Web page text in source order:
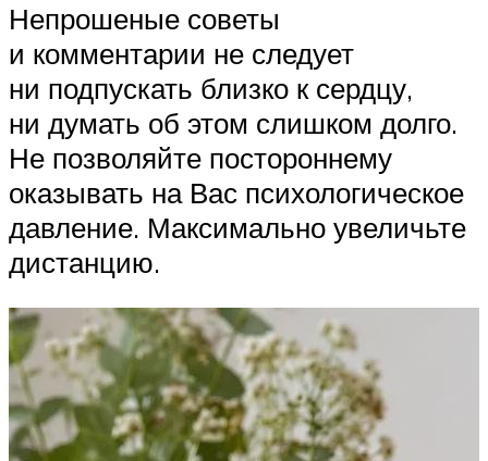
Непрошеные советы
и комментарии не следует
ни подпускать близко к сердцу,
ни думать об этом слишком долго.
Не позволяйте постороннему
оказывать на Вас психологическое
давление. Максимально увеличьте
дистанцию.